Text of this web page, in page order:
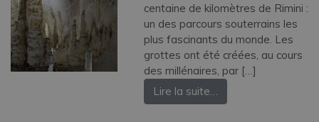
centaine de kilomètres de Rimini :
un des parcours souterrains les
plus fascinants du monde. Les
grottes ont été créées, au cours
des millénaires, par […]
Lire la suite…